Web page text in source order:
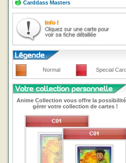
Carddass Masters
Normal Special
Anime Collection vous offre la
gérer votre collection de cartes !